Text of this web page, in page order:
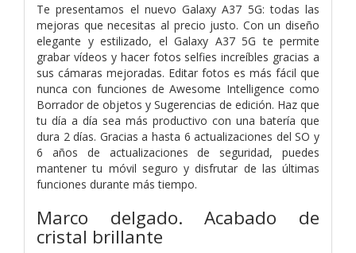
Te presentamos el nuevo Galaxy A37 5G: todas las
mejoras que necesitas al precio justo. Con un diseño
elegante y estilizado, el Galaxy A37 5G te permite
grabar vídeos y hacer fotos selfies increíbles gracias a
sus cámaras mejoradas. Editar fotos es más fácil que
nunca con funciones de Awesome Intelligence como
Borrador de objetos y Sugerencias de edición. Haz que
tu día a día sea más productivo con una batería que
dura 2 días. Gracias a hasta 6 actualizaciones del SO y
6 años de actualizaciones de seguridad, puedes
mantener tu móvil seguro y disfrutar de las últimas
funciones durante más tiempo.
Marco delgado. Acabado de
cristal brillante